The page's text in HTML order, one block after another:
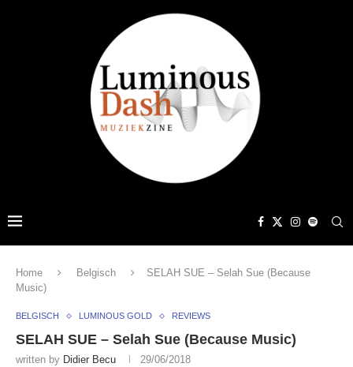
Home Belgisch
SELAH SUE – Selah Sue (Because
Music)
BELGISCH LUMINOUS GOLD REVIEWS
SELAH SUE – Selah Sue (Because Music)
written by Didier Becu 29/06/2018